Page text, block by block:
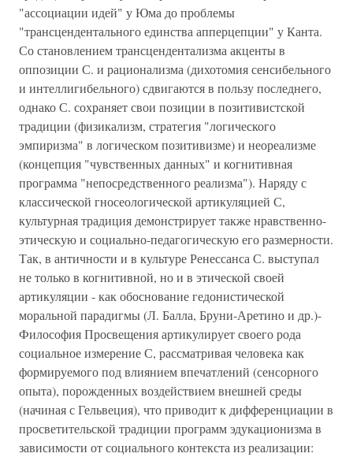
"ассоциации идей" у Юма до проблемы
"трансцендентального единства апперцепции" у Канта.
Со становлением трансцендентализма акценты в
оппозиции С. и рационализма (дихотомия сенсибельного
и интеллигибельного) сдвигаются в пользу последнего,
однако С. сохраняет свои позиции в позитивистской
традиции (физикализм, стратегия "логического
эмпиризма" в логическом позитивизме) и неореализме
(концепция "чувственных данных" и когнитивная
программа "непосредственного реализма"). Наряду с
классической гносеологической артикуляцией С,
культурная традиция демонстрирует также нравственно-
этическую и социально-педагогическую его размерности.
Так, в античности и в культуре Ренессанса С. выступал
не только в когнитивной, но и в этической своей
артикуляции - как обоснование гедонистической
моральной парадигмы (Л. Балла, Бруни-Аретино и др.)-
Философия Просвещения артикулирует своего рода
социальное измерение С, рассматривая человека как
формируемого под влиянием впечатлений (сенсорного
опыта), порожденных воздействием внешней среды
(начиная с Гельвеция), что приводит к дифференциации в
просветительской традиции программ эдукационизма в
зависимости от социального контекста из реализации: